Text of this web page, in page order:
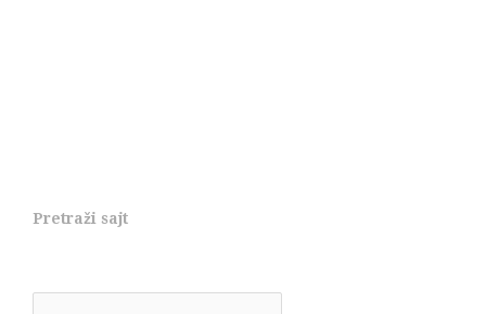
Pretraži sajt